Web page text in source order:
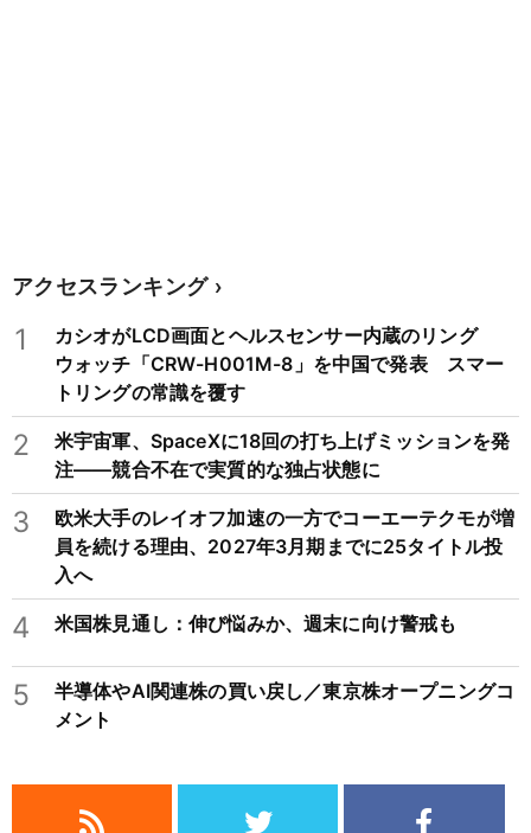
アクセスランキング
1
カシオがLCD画面とヘルスセンサー内蔵のリング
ウォッチ「CRW-H001M-8」を中国で発表 スマー
トリングの常識を覆す
2
米宇宙軍、SpaceXに18回の打ち上げミッションを発
注——競合不在で実質的な独占状態に
3
欧米大手のレイオフ加速の一方でコーエーテクモが増
員を続ける理由、2027年3月期までに25タイトル投
入へ
4 米国株見通し：伸び悩みか、週末に向け警戒も
5
半導体やAI関連株の買い戻し／東京株オープニングコ
メント